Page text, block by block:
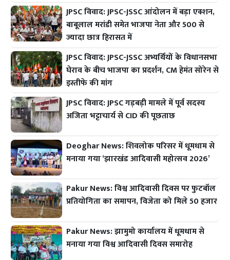
JPSC विवाद: JPSC-JSSC आंदोलन में बड़ा एक्शन,
बाबूलाल मरांडी समेत भाजपा नेता और 500 से
ज्यादा छात्र हिरासत में
JPSC विवाद: JPSC-JSSC अभ्यर्थियों के विधानसभा
घेराव के बीच भाजपा का प्रदर्शन, CM हेमंत सोरेन से
इस्तीफे की मांग
JPSC विवाद: JPSC गड़बड़ी मामले में पूर्व सदस्य
अजिता भट्टाचार्य से CID की पूछताछ
Deoghar News: शिवलोक परिसर में धूमधाम से
मनाया गया ‘झारखंड आदिवासी महोत्सव 2026’
Pakur News: विश्व आदिवासी दिवस पर फुटबॉल
प्रतियोगिता का समापन, विजेता को मिले 50 हजार
Pakur News: झामुमो कार्यालय में धूमधाम से
मनाया गया विश्व आदिवासी दिवस समारोह